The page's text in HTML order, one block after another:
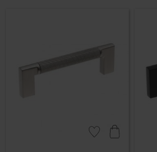
Gem som favorit